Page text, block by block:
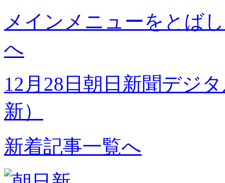
メインメニューをとば
へ
12月28日朝日新聞デジ
新）
新着記事一覧へ